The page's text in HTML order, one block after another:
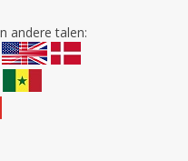
andere talen: